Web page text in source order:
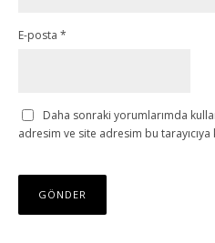
E-posta *
Daha sonraki yorumlarımda
adresim ve site adresim bu